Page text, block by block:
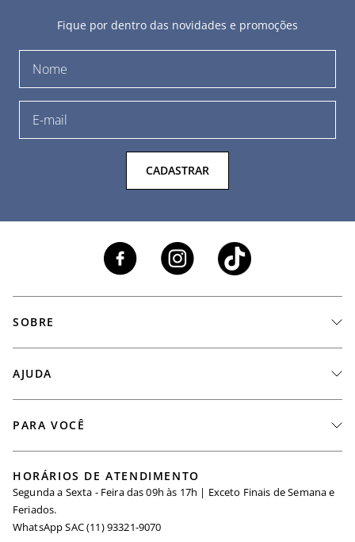
Fique por dentro das novidades e promoções
CADASTRAR
SOBRE
Seja um Revendedor
Igualdade Salarial
Requisição de Dados
AJUDA
Minha Conta
Trocas
PARA VOCÊ
Maternidade
Seja um Afiliado
HORÁRIOS DE ATENDIMENTO
Segunda a Sexta - Feira das 09h às 17h | Exceto Finais de Semana e
Feriados.
WhatsApp SAC (11) 93321-9070